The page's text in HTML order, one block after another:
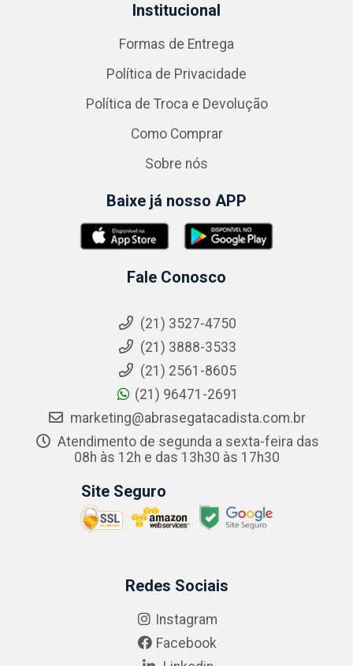
Institucional
Formas de Entrega
Política de Privacidade
Política de Troca e Devolução
Como Comprar
Sobre nós
Baixe já nosso APP
Fale Conosco
(21) 3527-4750
(21) 3888-3533
(21) 2561-8605
(21) 96471-2691
marketing@abrasegatacadista.com.br
Atendimento de segunda a sexta-feira das
08h às 12h e das 13h30 às 17h30
Site Seguro
Redes Sociais
Instagram
Facebook